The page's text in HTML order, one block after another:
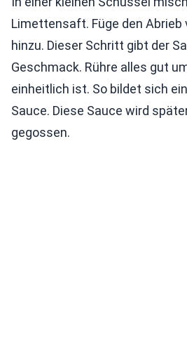
Limettensaft. Füge den Abrieb
hinzu. Dieser Schritt gibt der
Geschmack. Rühre alles gut
einheitlich ist. So bildet sich
Sauce. Diese Sauce wird
gegossen.